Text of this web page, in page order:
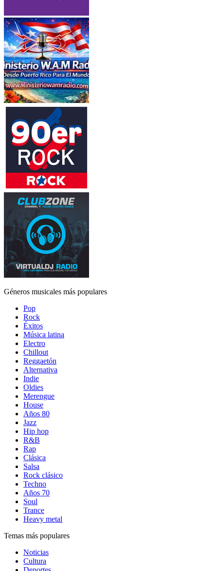
Géneros musicales más populares
Pop
Rock
Éxitos
Música latina
Electro
Chillout
Reggaetón
Alternativa
Indie
Oldies
Merengue
House
Años 80
Jazz
Hip hop
R&B
Rap
Clásica
Salsa
Rock clásico
Techno
Años 70
Soul
Trance
Heavy metal
Temas más populares
Noticias
Cultura